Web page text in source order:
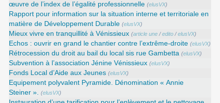
œuvre de l’index de l’égalité professionnelle (elusVX)
Rapport pour information sur la situation interne et territoriale en
matière de Développement Durable (elusVX)
Mieux vivre en tranquillité à Vénissieux (article une /edito /elusVX)
Echos : ouvrir en grand le chantier contre l’extrême-droite (elusVX)
Rétrocession du droit au bail du local sis rue Gambetta (elusVX)
Subvention à l’association Jénine Vénissieux (elusVX)
Fonds Local d’Aide aux Jeunes (elusVX)
Equipement polyvalent Pyramide. Dénomination « Annie
Steiner ». (elusVX)